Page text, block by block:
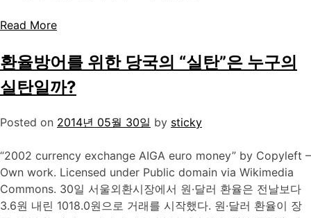
Read More
환율방어를 위한 당국의 “실탄”은 누구의
실탄일까?
Posted on 2014년 05월 30일 by sticky
“2002 currency exchange AIGA euro money” by Copyleft –
Own work. Licensed under Public domain via Wikimedia
Commons. 30일 서울외환시장에서 원·달러 환율은 전날보다
3.6원 내린 1018.0원으로 거래를 시작했다. 원·달러 환율이 장